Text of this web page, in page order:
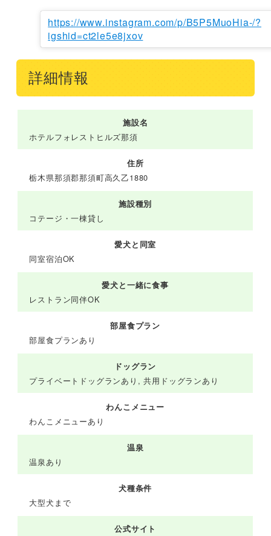
https://www.instagram.com/p/B5P5MuoHia-/?
igshid=ct2le5e8jxov
詳細情報
施設名
ホテルフォレストヒルズ那須
住所
栃木県那須郡那須町高久乙1880
施設種別
コテージ・一棟貸し
愛犬と同室
同室宿泊OK
愛犬と一緒に食事
レストラン同伴OK
部屋食プラン
部屋食プランあり
ドッグラン
プライベートドッグランあり, 共用ドッグランあり
わんこメニュー
わんこメニューあり
温泉
温泉あり
犬種条件
大型犬まで
公式サイト